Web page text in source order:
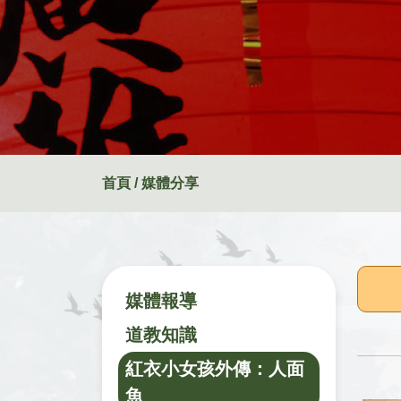
首頁 / 媒體分享
媒體報導
道教知識
紅衣小女孩外傳：人面
魚